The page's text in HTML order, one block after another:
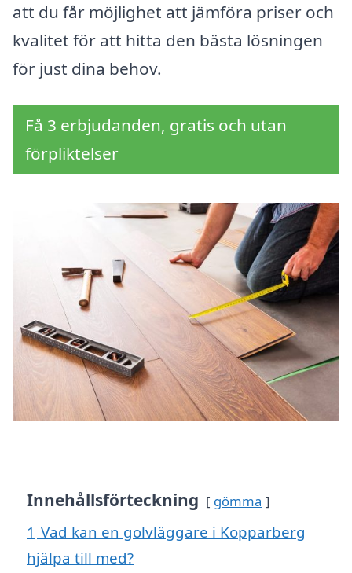
att du får möjlighet att jämföra priser och
kvalitet för att hitta den bästa lösningen
för just dina behov.
Få 3 erbjudanden, gratis och utan
förpliktelser
Innehållsförteckning gömma
1 Vad kan en golvläggare i Kopparberg
hjälpa till med?